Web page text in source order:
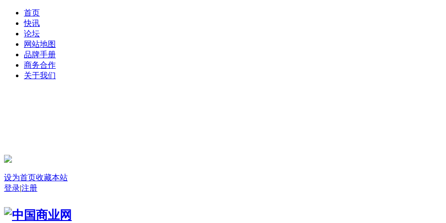
首页
快讯
论坛
网站地图
品牌手册
商务合作
关于我们
设为首页收藏本站
登录|注册